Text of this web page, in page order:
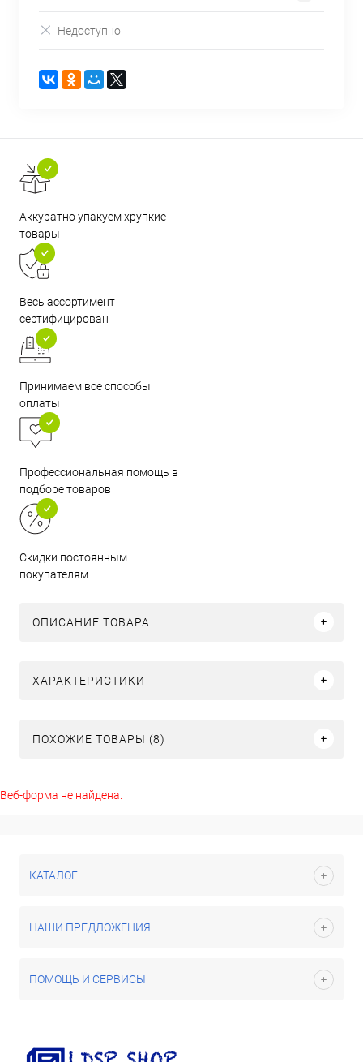
Недоступно
Аккуратно упакуем хрупкие
товары
Весь ассортимент
сертифицирован
Принимаем все способы
оплаты
Профессиональная помощь в
подборе товаров
Скидки постоянным
покупателям
ОПИСАНИЕ ТОВАРА
ХАРАКТЕРИСТИКИ
ПОХОЖИЕ ТОВАРЫ (8)
Веб-форма не найдена.
КАТАЛОГ
НАШИ ПРЕДЛОЖЕНИЯ
ПОМОЩЬ И СЕРВИСЫ